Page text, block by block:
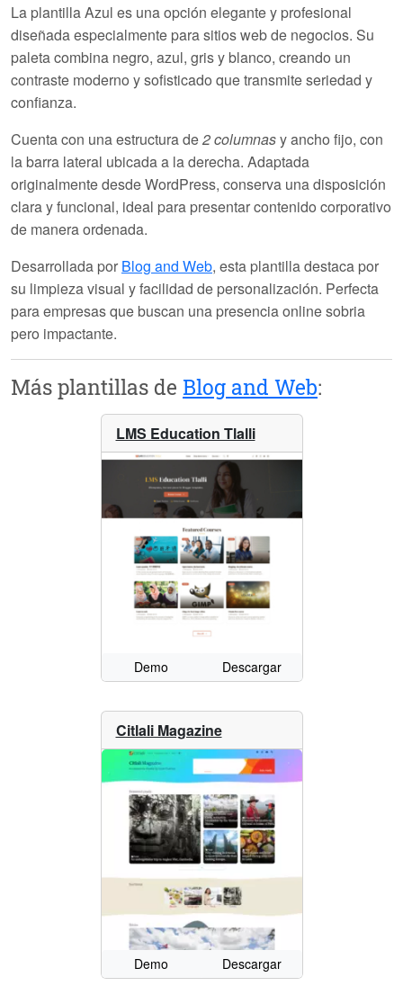
La plantillaAzul es una opción elegante y profesional
diseñada especialmente para sitios web de negocios. Su
paleta combina negro, azul, gris y blanco, creando un
contraste moderno y sofisticado que transmite seriedad y
confianza.
Cuenta con una estructura de2 columnasy ancho fijo, con
la barra lateral ubicada a la derecha. Adaptada
originalmente desde WordPress, conserva una disposición
clara y funcional, ideal para presentar contenido corporativo
de manera ordenada.
Desarrollada por Blog and Web, esta plantilla destaca por
su limpieza visual y facilidad de personalización. Perfecta
para empresas que buscan una presencia online sobria
pero impactante.
Más plantillas de Blog and Web:
LMS Education Tlalli
Demo Descargar
Citlali Magazine
Demo Descargar